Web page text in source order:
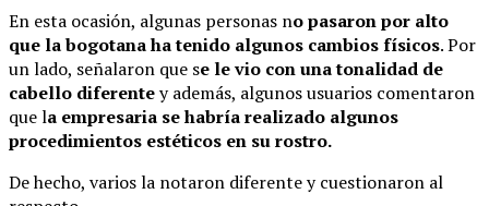
En esta ocasión, algunas personas no pasaron por alto
que la bogotana ha tenido algunos cambios físicos. Por
un lado, señalaron que se le vio con una tonalidad de
cabello diferentey además, algunos usuarios comentaron
que la empresaria se habría realizado algunos
procedimientos estéticos en su rostro.
De hecho, varios la notaron diferente y cuestionaron al